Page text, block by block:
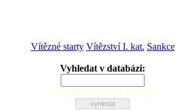
Vítězné starty Vítězství I. kat. Sankce
Vyhledat v databázi:
zadejte alespoň 2 znaky